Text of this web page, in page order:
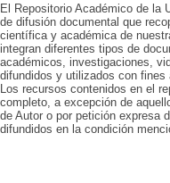
El Repositorio Académico de la
de difusión documental que
científica y académica de
integran diferentes tipos de
académicos, investigaciones,
difundidos y utilizados con fines
Los recursos contenidos en el
completo, a excepción de
de Autor o por petición expresa
difundidos en la condición